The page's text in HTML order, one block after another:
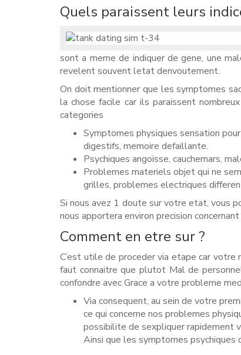
Quels paraissent leurs
sont a meme de indiquer de gene, une
revelent souvent letat denvoutement.
On doit mentionner que les symptomes
la chose facile car ils paraissent
categories
Symptomes physiques sensation
digestifs, memoire defaillante.
Psychiques angoisse, cauchemars,
Problemes materiels objet qui ne
grilles, problemes electriques
Si nous avez 1 doute sur votre etat, vous
nous apportera environ precision
Comment en etre sur ?
C’est utile de proceder via etape car
faut connaitre que plutot Mal de
confondre avec Grace a votre probleme
Via consequent, au sein de votre
ce qui concerne nos problemes
possibilite de sexpliquer rapidement
Ainsi que les symptomes